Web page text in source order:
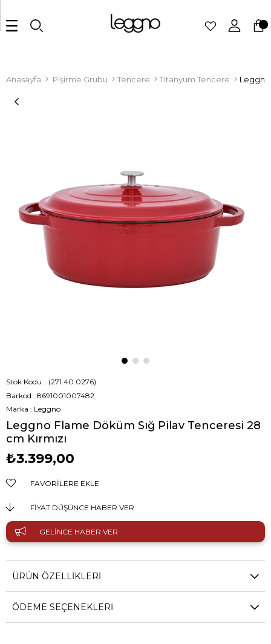
Anasayfa Pişirme Grubu Tencere Titanyum Tencere
Stok Kodu
(271.40.0276)
Barkod : 8691001007482
Marka : Leggno
Leggno Flame Döküm Sığ Pilav Tenceresi 28
cm Kırmızı
₺3.399,00
FAVORILERE EKLE
FIYAT DÜŞÜNCE HABER VER
GELINCE HABER VER
ÜRÜN ÖZELLIKLERI
ÖDEME SEÇENEKLERI